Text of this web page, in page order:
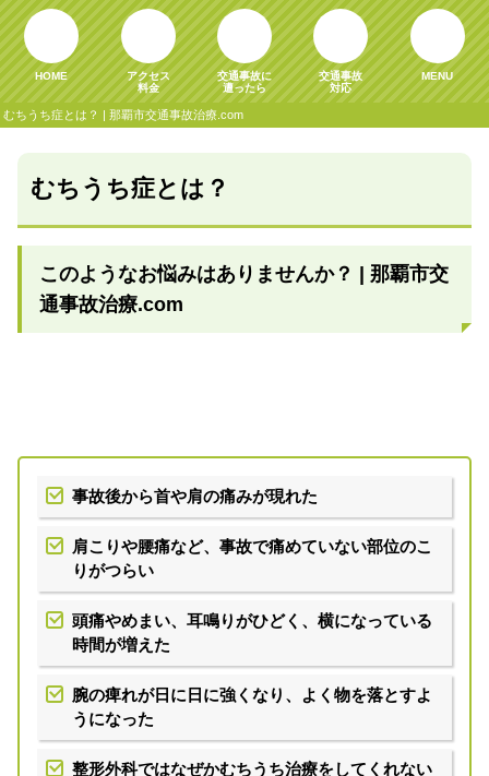
むちうち症とは？ | 那覇市交通事故治療.com
HOME
アクセス
料金
交通事故に
遭ったら
交通事故
対応
MENU
むちうち症とは？
このようなお悩みはありませんか？ | 那覇市交
通事故治療.com
事故後から首や肩の痛みが現れた
肩こりや腰痛など、事故で痛めていない部位のこ
りがつらい
頭痛やめまい、耳鳴りがひどく、横になっている
時間が増えた
腕の痺れが日に日に強くなり、よく物を落とすよ
うになった
整形外科ではなぜかむちうち治療をしてくれない